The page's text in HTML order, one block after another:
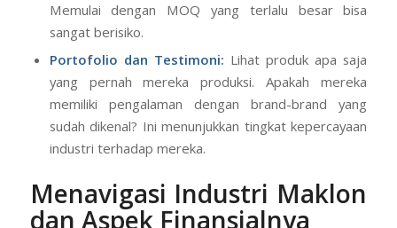
Memulai dengan MOQ yang terlalu besar bisa
sangat berisiko.
Portofolio dan Testimoni: Lihat produk apa saja
yang pernah mereka produksi. Apakah mereka
memiliki pengalaman dengan brand-brand yang
sudah dikenal? Ini menunjukkan tingkat kepercayaan
industri terhadap mereka.
Menavigasi Industri Maklon
dan Aspek Finansialnya